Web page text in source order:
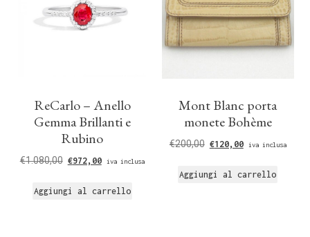
ReCarlo – Anello
Gemma Brillanti e
Rubino
€1.080,00 €972,00 iva inclusa
Aggiungi al carrello
Mont Blanc porta
monete Bohème
€200,00 €120,00 iva inclusa
Aggiungi al carrello